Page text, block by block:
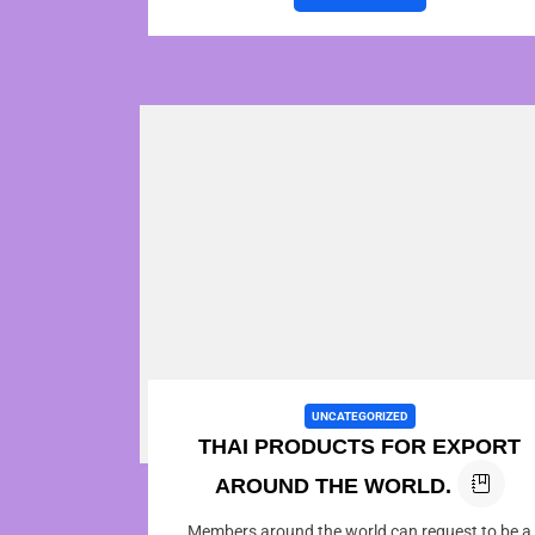
UNCATEGORIZED
THAI PRODUCTS FOR EXPORT
AROUND THE WORLD.
Members around the world can request to be a